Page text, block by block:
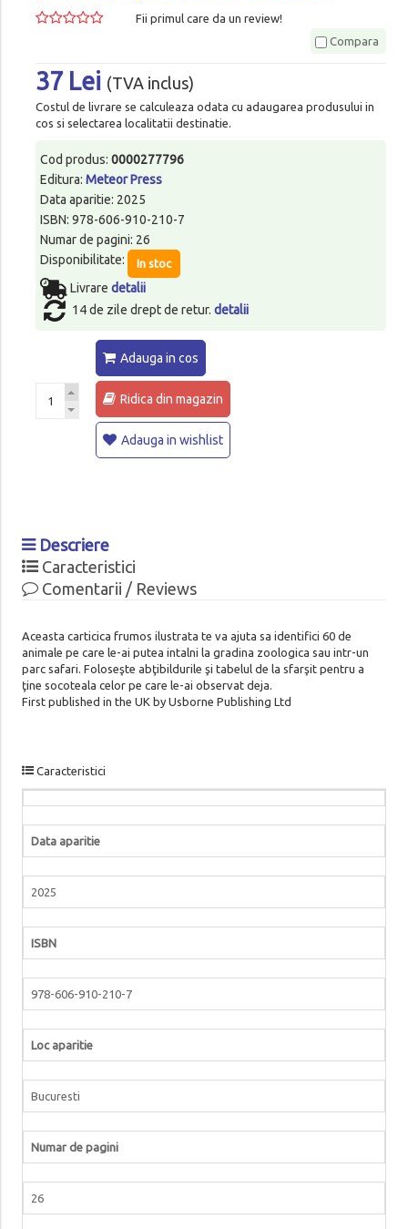
Fii primul care da un review!
Compara
37 Lei (TVA inclus)
Costul de livrare se calculeaza odata cu adaugarea produsului in
cos si selectarea localitatii destinatie.
Cod produs: 0000277796
Editura: Meteor Press
Data aparitie: 2025
ISBN: 978-606-910-210-7
Numar de pagini: 26
Disponibilitate:
In stoc
Livrare detalii
14 de zile drept de retur. detalii
Adauga in cos
Ridica din magazin
Adauga in wishlist
Descriere
Caracteristici
Comentarii / Reviews
Aceasta carticica frumos ilustrata te va ajuta sa identifici 60 de
animale pe care le-ai putea intalni la gradina zoologica sau intr-un
parc safari. Foloseşte abţibildurile şi tabelul de la sfarşit pentru a
ţine socoteala celor pe care le-ai observat deja.
First published in the UK by Usborne Publishing Ltd
Caracteristici
Data aparitie
2025
ISBN
978-606-910-210-7
Loc aparitie
Bucuresti
Numar de pagini
26